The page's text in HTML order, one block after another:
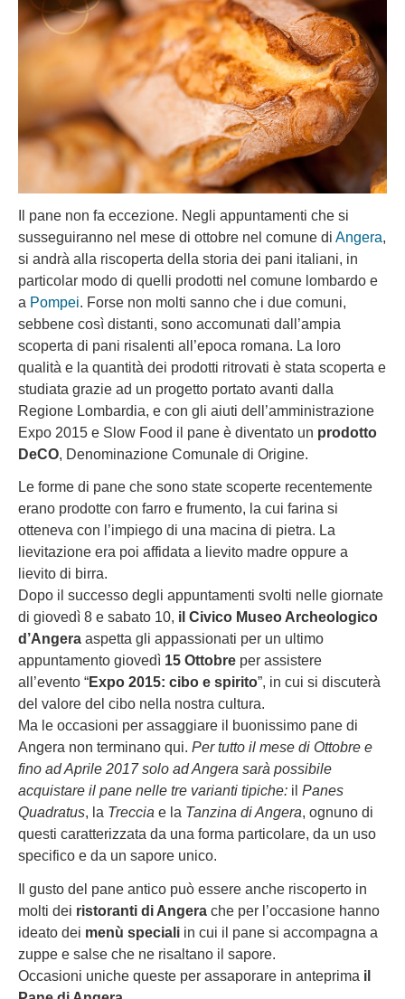
Il pane non fa eccezione. Negli appuntamenti che si
susseguiranno nel mese di ottobre nel comune di Angera,
si andrà alla riscoperta della storia dei pani italiani, in
particolar modo di quelli prodotti nel comune lombardo e
a Pompei. Forse non molti sanno che i due comuni,
sebbene così distanti, sono accomunati dall’ampia
scoperta di pani risalenti all’epoca romana. La loro
qualità e la quantità dei prodotti ritrovati è stata scoperta e
studiata grazie ad un progetto portato avanti dalla
Regione Lombardia, e con gli aiuti dell’amministrazione
Expo 2015 e Slow Food il pane è diventato un prodotto
DeCO, Denominazione Comunale di Origine.
Le forme di pane che sono state scoperte recentemente
erano prodotte con farro e frumento, la cui farina si
otteneva con l’impiego di una macina di pietra. La
lievitazione era poi affidata a lievito madre oppure a
lievito di birra.
Dopo il successo degli appuntamenti svolti nelle giornate
di giovedì 8 e sabato 10, il Civico Museo Archeologico
d’Angera aspetta gli appassionati per un ultimo
appuntamento giovedì 15 Ottobre per assistere
all’evento “Expo 2015: cibo e spirito”, in cui si discuterà
del valore del cibo nella nostra cultura.
Ma le occasioni per assaggiare il buonissimo pane di
Angera non terminano qui. Per tutto il mese di Ottobre e
fino ad Aprile 2017 solo ad Angera sarà possibile
acquistare il pane nelle tre varianti tipiche: il Panes
Quadratus, la Treccia e la Tanzina di Angera, ognuno di
questi caratterizzata da una forma particolare, da un uso
specifico e da un sapore unico.
Il gusto del pane antico può essere anche riscoperto in
molti dei ristoranti di Angera che per l’occasione hanno
ideato dei menù speciali in cui il pane si accompagna a
zuppe e salse che ne risaltano il sapore.
Occasioni uniche queste per assaporare in anteprima il